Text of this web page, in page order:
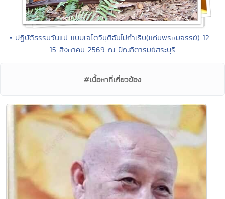
• ปฏิบัติธรรมวันแม่ แบบเจโตวิมุติอันไม่กำเริบ(แก่นพรหมจรรย์) 12 -
15 สิงหาคม 2569 ณ ปัณฑิตารมย์สระบุรี
#เนื้อหาที่เกี่ยวข้อง